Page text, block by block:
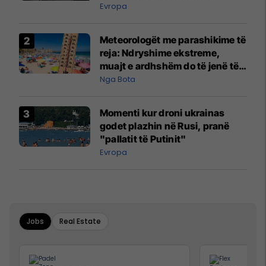
Evropa
Meteorologët me parashikime të
reja: Ndryshime ekstreme,
muajt e ardhshëm do të jenë të
pazakontë
Nga Bota
Momenti kur droni ukrainas
godet plazhin në Rusi, pranë
"pallatit të Putinit"
Evropa
Jobs Real Estate